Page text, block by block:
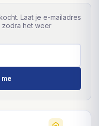
Laat je e-mailadres
zodra het weer